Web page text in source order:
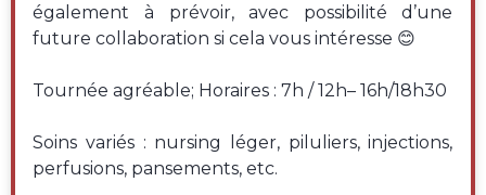
également à prévoir, avec possibilité d’une
future collaboration si cela vous intéresse 😊
Tournée agréable; Horaires : 7h / 12h– 16h/18h30
Soins variés : nursing léger, piluliers, injections,
perfusions, pansements, etc.